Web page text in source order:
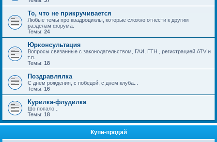
То, что не прикручивается
Любые темы про квадроциклы, которые сложно отнести к другим
разделам форума.
Темы: 24
Юрконсультация
Вопросы связанные с законодательством, ГАИ, ГТН , регистрацией ATV и
т.п.
Темы: 18
Поздравлялка
С днем рождения, с победой, с днем клуба...
Темы: 16
Курилка-флудилка
Шо попало...
Темы: 18
Купи-продай